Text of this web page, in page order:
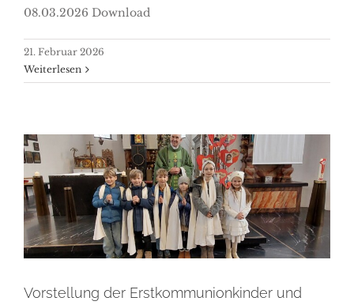
08.03.2026 Download
21. Februar 2026
Weiterlesen
Vorstellung der
Erstkommunionkinder und
Tauferinnerung am 01.02.2026
Vorstellung der Erstkommunionkinder und